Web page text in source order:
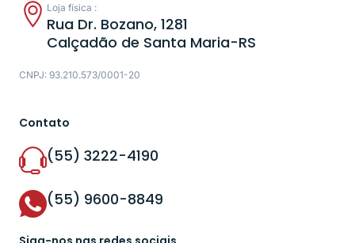
Loja física :
Rua Dr. Bozano, 1281
Calçadão de Santa Maria-RS
CNPJ: 93.210.573/0001-20
Contato
(55) 3222-4190
(55) 9600-8849